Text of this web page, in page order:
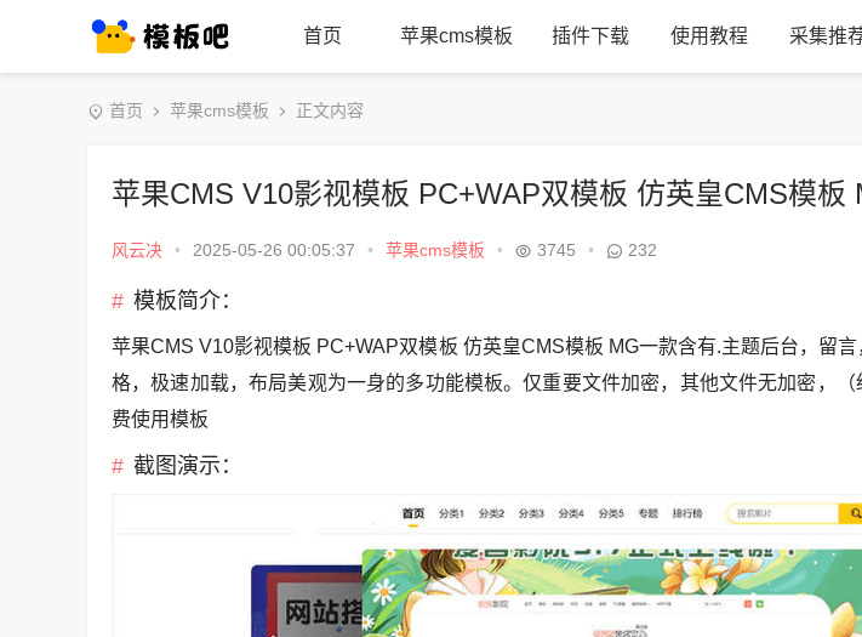
首页 苹果cms模板 插件下载 使用教程 采集推
首页 苹果cms模板 正文内容
苹果CMS V10影视模板 PC+WAP双模板 仿英皇CMS模板
风云决 • 2025-05-26 00:05:37 • 苹果cms模板 • 3745 • 232
模板简介：
苹果CMS V10影视模板 PC+WAP双模板 仿英皇CMS模板 MG一款含有.主题后台，留
格，极速加载，布局美观为一身的多功能模板。仅重要文件加密，其他文件无加密，
费使用模板
截图演示：